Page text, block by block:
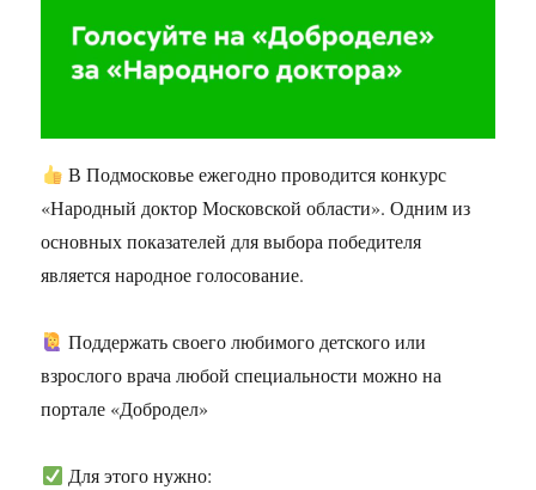
В Подмосковье ежегодно проводится конкурс
«Народный доктор Московской области». Одним из
основных показателей для выбора победителя
является народное голосование.
Поддержать своего любимого детского или
взрослого врача любой специальности можно на
портале «Добродел»
Для этого нужно: